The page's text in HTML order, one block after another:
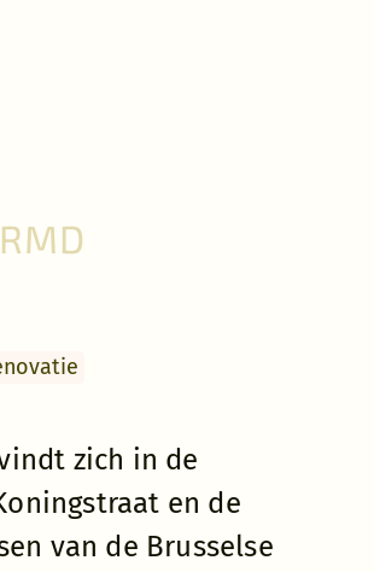
zich in de
en de
van de Brusselse
kantoor was opgebouwd uit
voorgevel. Het nieuwe
Om beter aan te sluiten bij
kantoorgebouw de achterbouw
tot 5 bouwlagen. Deze voor-
verbonden waardoor een patio
bleef bewaard en werd